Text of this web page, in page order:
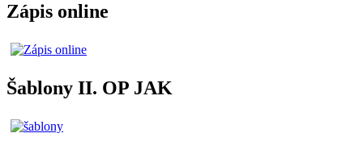
Zápis online
Šablony II. OP JAK